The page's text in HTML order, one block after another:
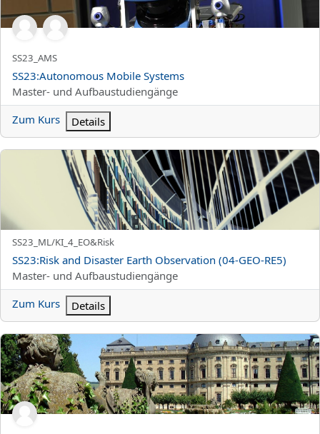
Kurzer Kursname
SS23_AMS
Kursname
SS23:Autonomous Mobile Systems
Kursbereich
Master- und Aufbaustudiengänge
Zum Kurs
Details
SS23:Risk and Disaster Earth Observation (04-GEO-RE5)
Kurzer Kursname
SS23_ML/KI_4_EO&Risk
Kursname
SS23:Risk and Disaster Earth Observation (04-GEO-RE5)
Kursbereich
Master- und Aufbaustudiengänge
Zum Kurs
Details
UMWELTBEWEGUNGEN – DYNAMIKEN GLOBALER